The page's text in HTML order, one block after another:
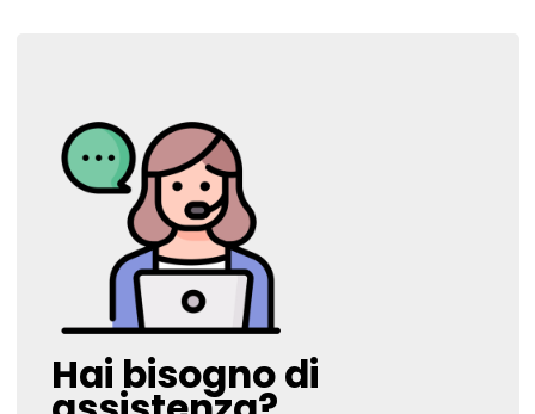
Hai bisogno di